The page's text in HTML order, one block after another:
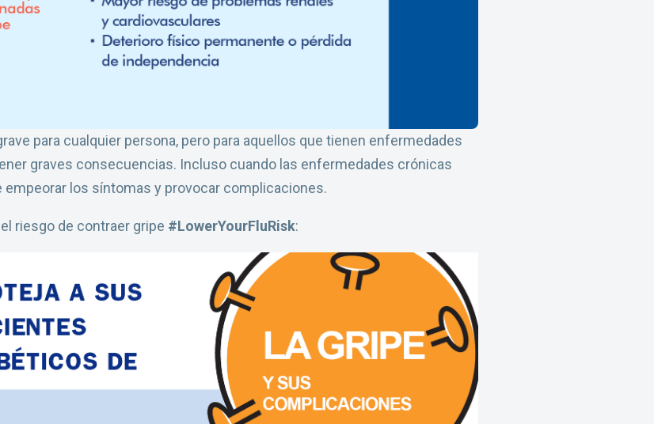
para cualquier persona, pero para aquellos que tienen enfermedades
graves consecuencias. Incluso cuando las enfermedades crónicas
empeorar los síntomas y provocar complicaciones.
riesgo de contraer gripe #LowerYourFluRisk: